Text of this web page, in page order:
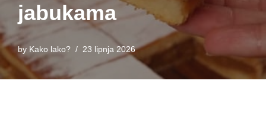
jabukama
by Kako lako? 23 lipnja 2026